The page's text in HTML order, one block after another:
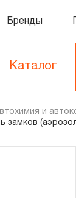
Бренды
Каталог
и
замков